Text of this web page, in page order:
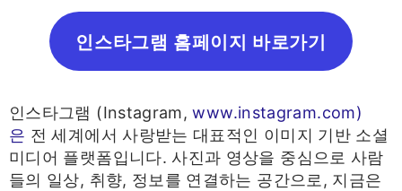
인스타그램 홈페이지 바로가기
인스타그램 (Instagram,www.instagram.com)
은 전 세계에서 사랑받는 대표적인 이미지 기반 소셜
미디어 플랫폼입니다. 사진과 영상을 중심으로 사람
들의 일상, 취향, 정보를 연결하는 공간으로, 지금은